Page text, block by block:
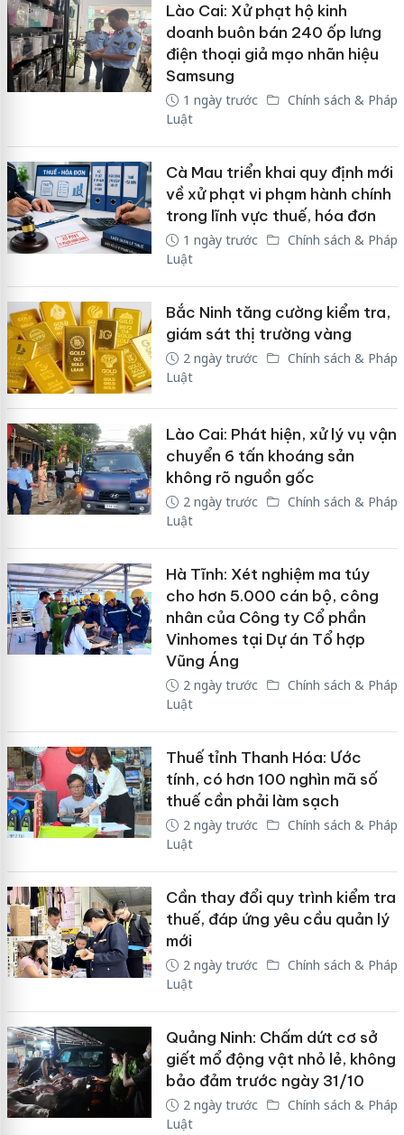
Lào Cai: Xử phạt hộ kinh
doanh buôn bán 240 ốp lưng
điện thoại giả mạo nhãn hiệu
Samsung
1 ngày trước
Chính sách & Pháp
Luật
Cà Mau triển khai quy định mới
về xử phạt vi phạm hành chính
trong lĩnh vực thuế, hóa đơn
1 ngày trước
Chính sách & Pháp
Luật
Bắc Ninh tăng cường kiểm tra,
giám sát thị trường vàng
2 ngày trước
Chính sách & Pháp
Luật
Lào Cai: Phát hiện, xử lý vụ vận
chuyển 6 tấn khoáng sản
không rõ nguồn gốc
2 ngày trước
Chính sách & Pháp
Luật
Hà Tĩnh: Xét nghiệm ma túy
cho hơn 5.000 cán bộ, công
nhân của Công ty Cổ phần
Vinhomes tại Dự án Tổ hợp
Vũng Áng
2 ngày trước
Chính sách & Pháp
Luật
Thuế tỉnh Thanh Hóa: Ước
tính, có hơn 100 nghìn mã số
thuế cần phải làm sạch
2 ngày trước
Chính sách & Pháp
Luật
Cần thay đổi quy trình kiểm tra
thuế, đáp ứng yêu cầu quản lý
mới
2 ngày trước
Chính sách & Pháp
Luật
Quảng Ninh: Chấm dứt cơ sở
giết mổ động vật nhỏ lẻ, không
bảo đảm trước ngày 31/10
2 ngày trước
Chính sách & Pháp
Luật